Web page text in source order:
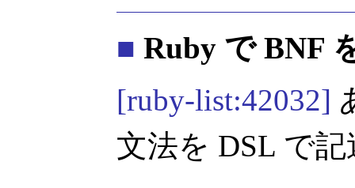
■ Ruby で BNF
[ruby-list:42032]
文法を DSL で